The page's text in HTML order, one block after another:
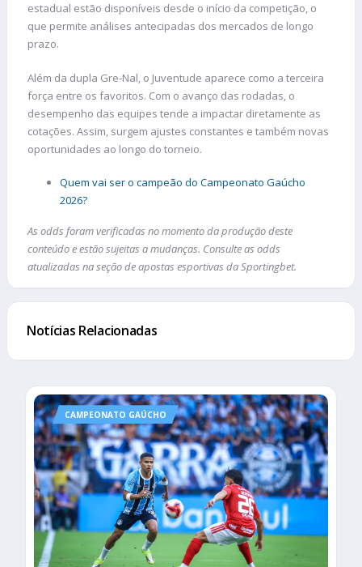
estadual estão disponíveis desde o início da competição, o
que permite análises antecipadas dos mercados de longo
prazo.
Além da dupla Gre-Nal, o Juventude aparece como a terceira
força entre os favoritos. Com o avanço das rodadas, o
desempenho das equipes tende a impactar diretamente as
cotações. Assim, surgem ajustes constantes e também novas
oportunidades ao longo do torneio.
Quem vai ser o campeão do Campeonato Gaúcho
2026?
As odds foram verificadas no momento da produção deste
conteúdo e estão sujeitas a mudanças. Consulte as odds
atualizadas na seção de apostas esportivas da Sportingbet.
Notícias Relacionadas
CAMPEONATO GAÚCHO